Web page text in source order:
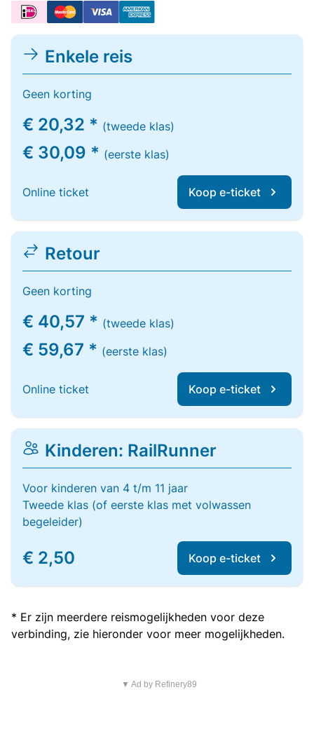
Enkele reis
Geen korting
€ 20,32 * (tweede klas)
€ 30,09 * (eerste klas)
Online ticket Koop e-ticket
Retour
Geen korting
€ 40,57 * (tweede klas)
€ 59,67 * (eerste klas)
Online ticket Koop e-ticket
Kinderen: RailRunner
Voor kinderen van 4 t/m 11 jaar
Tweede klas (of eerste klas met volwassen
begeleider)
€ 2,50 Koop e-ticket
* Er zijn meerdere reismogelijkheden voor deze
verbinding, zie hieronder voor meer mogelijkheden.
▼ Ad by Refinery89